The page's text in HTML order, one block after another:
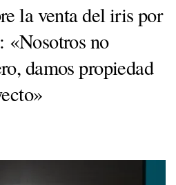
la venta del iris por
«Nosotros no
damos propiedad